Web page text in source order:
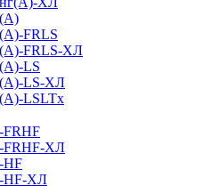
FRLS
FRLS-ХЛ
LS
LS-ХЛ
LSLTx
ХЛ
HF-ХЛ